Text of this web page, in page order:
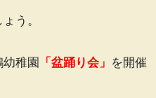
う。
稚園 「盆踊り会」
を開催